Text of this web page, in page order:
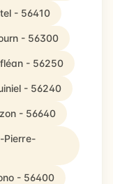
- 56410
- 56300
- 56250
- 56240
- 56640
Pierre-
- 56400